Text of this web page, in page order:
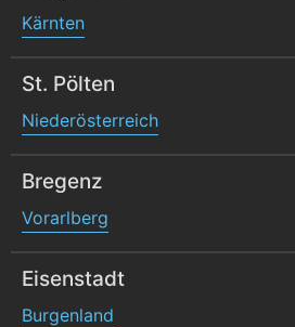
Kärnten
St. Pölten
Niederösterreich
Bregenz
Vorarlberg
Eisenstadt
Burgenland